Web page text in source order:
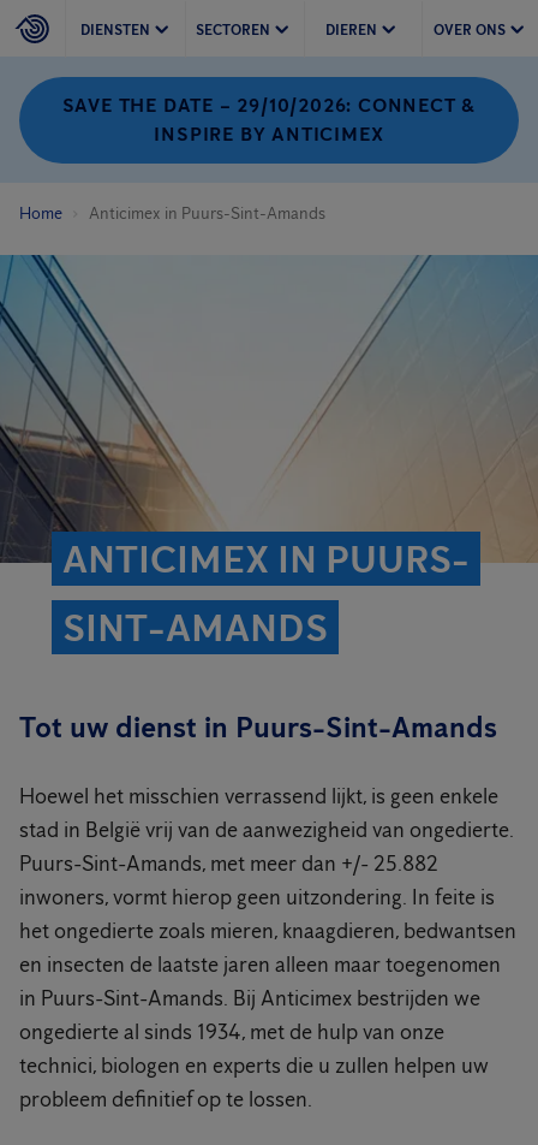
DIENSTEN SECTOREN DIEREN OVER ONS
SAVE THE DATE – 29/10/2026: CONNECT &
INSPIRE BY ANTICIMEX
Home Anticimex in Puurs-Sint-Amands
ANTICIMEX IN PUURS-
SINT-AMANDS
Tot uw dienst in Puurs-Sint-Amands
Hoewel het misschien verrassend lijkt, is geen enkele
stad in België vrij van de aanwezigheid van ongedierte.
Puurs-Sint-Amands, met meer dan +/- 25.882
inwoners, vormt hierop geen uitzondering. In feite is
het ongedierte zoals mieren, knaagdieren, bedwantsen
en insecten de laatste jaren alleen maar toegenomen
in Puurs-Sint-Amands. Bij Anticimex bestrijden we
ongedierte al sinds 1934, met de hulp van onze
technici, biologen en experts die u zullen helpen uw
probleem definitief op te lossen.